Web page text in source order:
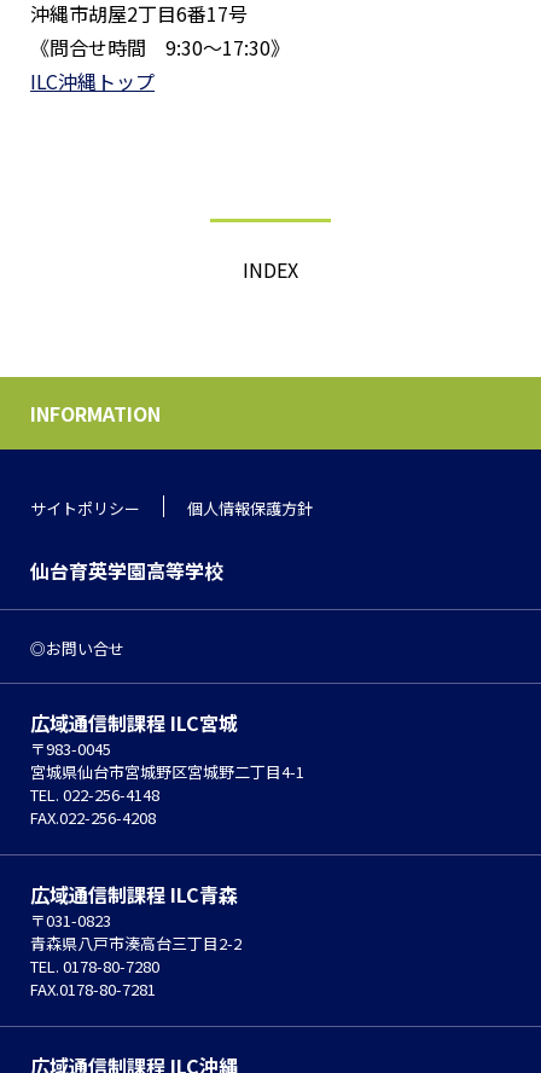
沖縄市胡屋2丁目6番17号
《問合せ時間 9:30〜17:30》
ILC沖縄トップ
INDEX
INFORMATION
サイトポリシー 個人情報保護方針
仙台育英学園高等学校
お問い合せ
広域通信制課程 ILC宮城
〒983-0045
宮城県仙台市宮城野区宮城野二丁目4-1
TEL. 022-256-4148
FAX.022-256-4208
広域通信制課程 ILC青森
〒031-0823
青森県八戸市湊高台三丁目2-2
TEL. 0178-80-7280
FAX.0178-80-7281
広域通信制課程 ILC沖縄